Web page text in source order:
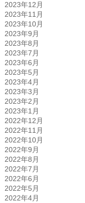
2023年12月
2023年11月
2023年10月
2023年9月
2023年8月
2023年7月
2023年6月
2023年5月
2023年4月
2023年3月
2023年2月
2023年1月
2022年12月
2022年11月
2022年10月
2022年9月
2022年8月
2022年7月
2022年6月
2022年5月
2022年4月